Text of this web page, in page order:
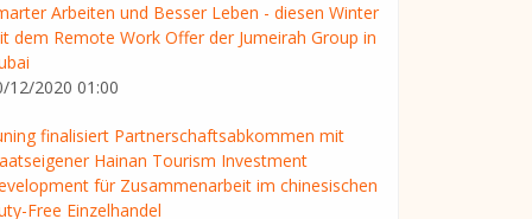
Arbeiten und Besser Leben - diesen Winter
dem Remote Work Offer der Jumeirah Group in
12/2020 01:00
finalisiert Partnerschaftsabkommen mit
Hainan Tourism Investment
für Zusammenarbeit im chinesischen
Free Einzelhandel